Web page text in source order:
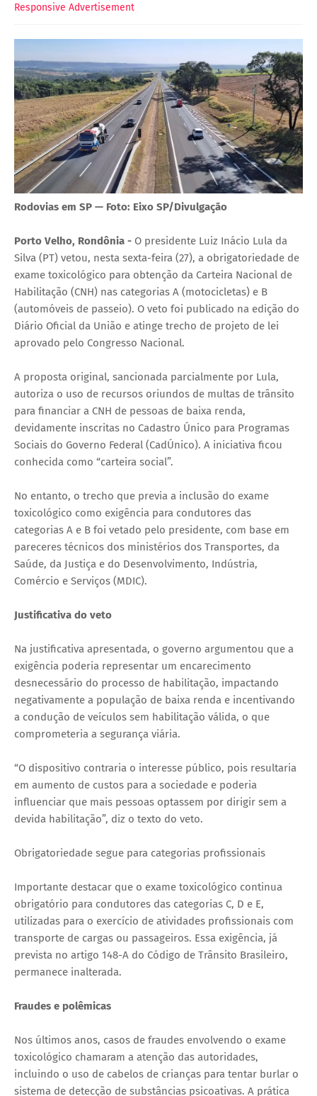
Responsive Advertisement
Rodovias em SP — Foto: Eixo SP/Divulgação
Porto Velho, Rondônia - O presidente Luiz Inácio Lula da
Silva (PT) vetou, nesta sexta-feira (27), a obrigatoriedade de
exame toxicológico para obtenção da Carteira Nacional de
Habilitação (CNH) nas categorias A (motocicletas) e B
(automóveis de passeio). O veto foi publicado na edição do
Diário Oficial da União e atinge trecho de projeto de lei
aprovado pelo Congresso Nacional.
A proposta original, sancionada parcialmente por Lula,
autoriza o uso de recursos oriundos de multas de trânsito
para financiar a CNH de pessoas de baixa renda,
devidamente inscritas no Cadastro Único para Programas
Sociais do Governo Federal (CadÚnico). A iniciativa ficou
conhecida como “carteira social”.
No entanto, o trecho que previa a inclusão do exame
toxicológico como exigência para condutores das
categorias A e B foi vetado pelo presidente, com base em
pareceres técnicos dos ministérios dos Transportes, da
Saúde, da Justiça e do Desenvolvimento, Indústria,
Comércio e Serviços (MDIC).
Justificativa do veto
Na justificativa apresentada, o governo argumentou que a
exigência poderia representar um encarecimento
desnecessário do processo de habilitação, impactando
negativamente a população de baixa renda e incentivando
a condução de veículos sem habilitação válida, o que
comprometeria a segurança viária.
“O dispositivo contraria o interesse público, pois resultaria
em aumento de custos para a sociedade e poderia
influenciar que mais pessoas optassem por dirigir sem a
devida habilitação”, diz o texto do veto.
Obrigatoriedade segue para categorias profissionais
Importante destacar que o exame toxicológico continua
obrigatório para condutores das categorias C, D e E,
utilizadas para o exercício de atividades profissionais com
transporte de cargas ou passageiros. Essa exigência, já
prevista no artigo 148-A do Código de Trânsito Brasileiro,
permanece inalterada.
Fraudes e polêmicas
Nos últimos anos, casos de fraudes envolvendo o exame
toxicológico chamaram a atenção das autoridades,
incluindo o uso de cabelos de crianças para tentar burlar o
sistema de detecção de substâncias psicoativas. A prática